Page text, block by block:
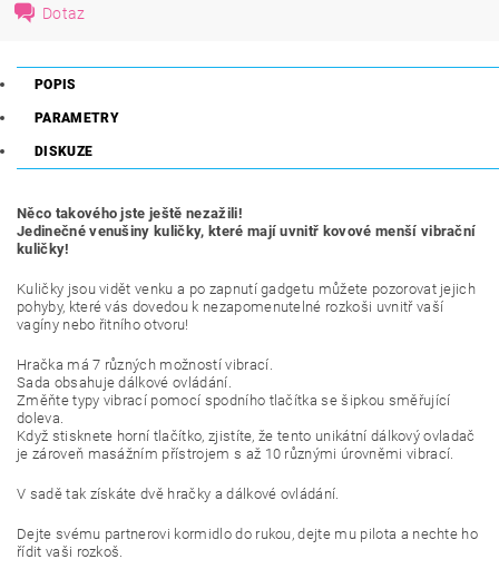
Dotaz
POPIS
PARAMETRY
DISKUZE
Něco takového jste ještě nezažili!
Jedinečné venušiny kuličky, které mají uvnitř kovové menší vibrační
kuličky!
Kuličky jsou vidět venku a po zapnutí gadgetu můžete pozorovat jejich
pohyby, které vás dovedou k nezapomenutelné rozkoši uvnitř vaší
vagíny nebo řitního otvoru!
Hračka má 7 různých možností vibrací.
Sada obsahuje dálkové ovládání.
Změňte typy vibrací pomocí spodního tlačítka se šipkou směřující
doleva.
Když stisknete horní tlačítko, zjistíte, že tento unikátní dálkový ovladač
je zároveň masážním přístrojem s až 10 různými úrovněmi vibrací.
V sadě tak získáte dvě hračky a dálkové ovládání.
Dejte svému partnerovi kormidlo do rukou, dejte mu pilota a nechte ho
řídit vaši rozkoš.